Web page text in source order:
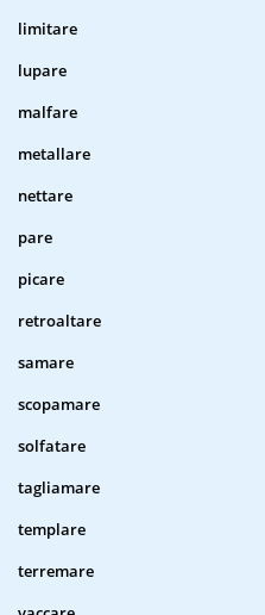
limitare
lupare
malfare
metallare
nettare
pare
picare
retroaltare
samare
scopamare
solfatare
tagliamare
templare
terremare